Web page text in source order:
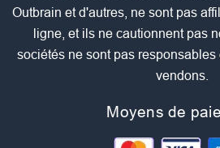
Outbrain et d'autres, ne sont pas
ligne, et ils ne cautionnent pas
sociétés ne sont pas
vendons.
Moyens de